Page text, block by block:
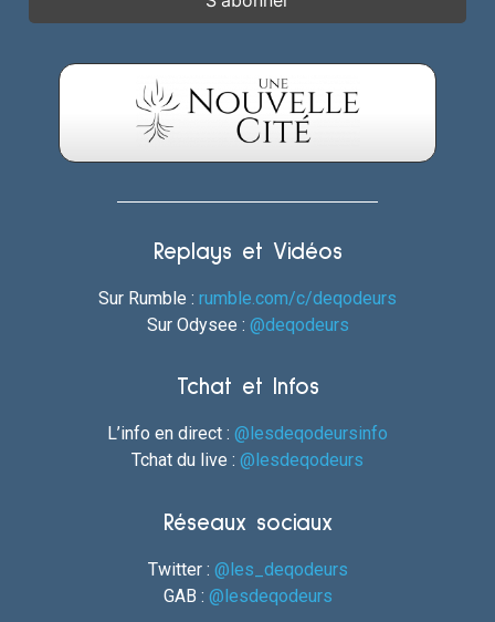
Replays et Vidéos
Sur Rumble : rumble.com/c/deqodeurs
Sur Odysee : @deqodeurs
Tchat et Infos
L’info en direct : @lesdeqodeursinfo
Tchat du live : @lesdeqodeurs
Réseaux sociaux
Twitter : @les_deqodeurs
GAB : @lesdeqodeurs